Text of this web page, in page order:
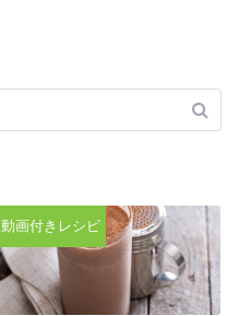
動画付きレシピ